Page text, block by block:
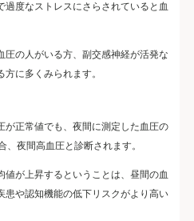
度なストレスにさらされていると血
圧の人がいる方、副交感神経が活発な
に多くみられます。
が正常値でも、夜間に測定した血圧の
夜間高血圧と診断されます。
が上昇するということは、昼間の血
患や認知機能の低下リスクがより高い